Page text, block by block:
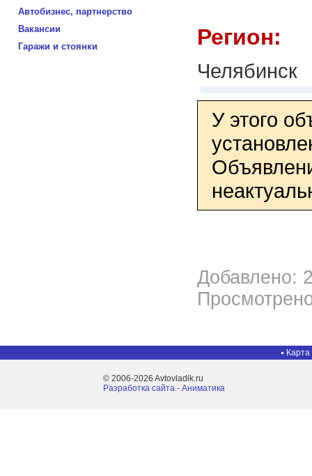
Автобизнес, партнерство
Вакансии
Гаражи и стоянки
Регион:
Челябинск
У этого
Добавлено:
Карта
© 2006-2026 Avtovladik.ru
Разработка сайта - Aниматика